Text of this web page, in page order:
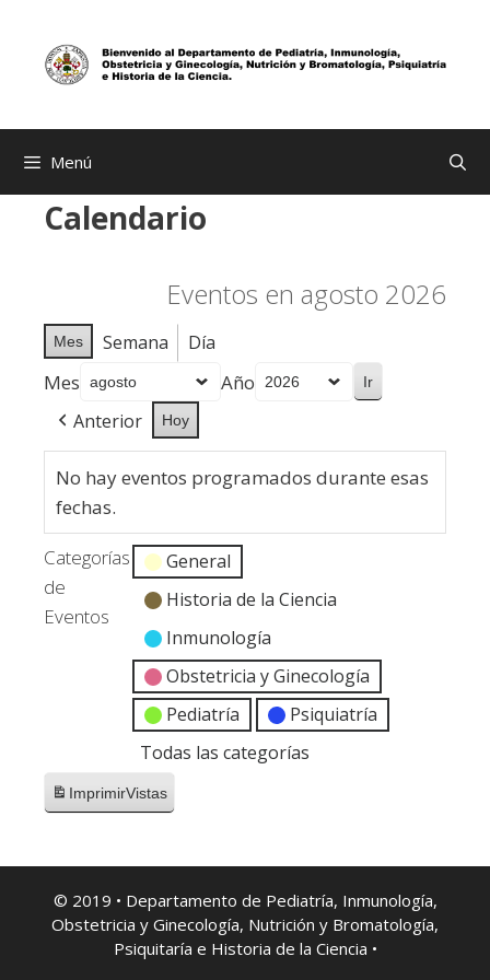
contenido
Menú
Calendario
Eventos en agosto 2026
Mes Semana Día
Mes Año
Anterior Hoy
No hay eventos programados durante esas
fechas.
Categorías
de
Eventos
General
Historia de la Ciencia
Inmunología
Obstetricia y Ginecología
Pediatría
Psiquiatría
Todas las categorías
ImprimirVistas
© 2019 • Departamento de Pediatría, Inmunología,
Obstetricia y Ginecología, Nutrición y Bromatología,
Psiquitaría e Historia de la Ciencia •